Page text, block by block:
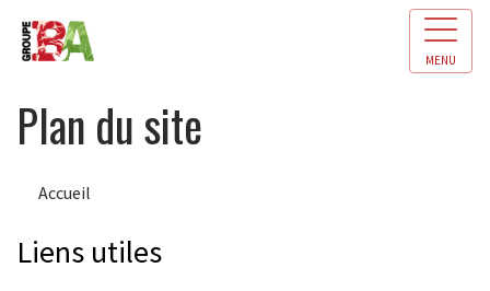
MENU
Plan du site
Accueil
Liens utiles